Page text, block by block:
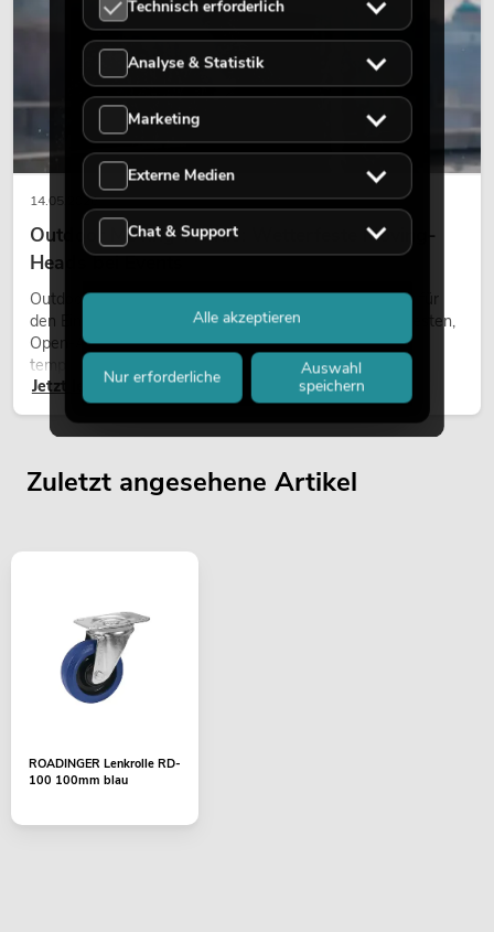
14.05.2026
Outdoor Moving-Heads: Wetterfeste Moving-
Heads bei Events
Outdoor Moving-Heads sind bewegliche Scheinwerfer für
den Einsatz im Freien. Sie werden bei Festivals, Stadtfesten,
Open-Air-Konzerten, Architekturinszenierungen und
temporären Außeninstallationen eingesetzt.
Jetzt lesen
Zuletzt angesehene Artikel
ROADINGER Lenkrolle RD-
100 100mm blau
Technisch erforderlich
Analyse & Statistik
Marketing
Externe Medien
Chat & Support
Nur erforderliche
Auswahl
speichern
Alle akzeptieren